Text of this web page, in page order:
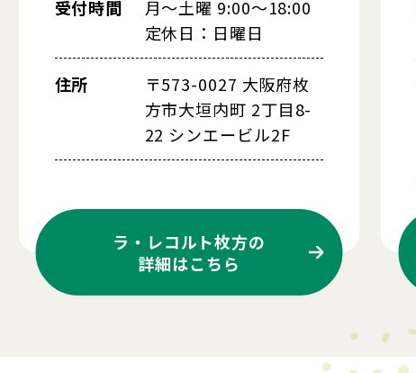
受付時間
月～土曜 9:00～18:00
定休日：日曜日
住所
〒573-0027 大阪府枚
方市大垣内町 2丁目8-
22 シンエービル2F
ラ・レコルト枚方の
詳細はこちら